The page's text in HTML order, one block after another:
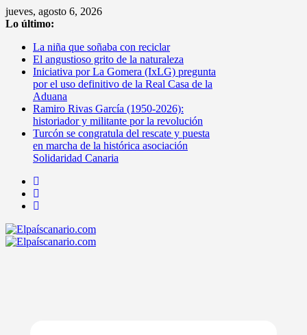
Saltar
al
jueves, agosto 6, 2026
Lo último:
La niña que soñaba con reciclar
El angustioso grito de la naturaleza
Iniciativa por La Gomera (IxLG) pregunta
por el uso definitivo de la Real Casa de la
Aduana
Ramiro Rivas García (1950-2026):
historiador y militante por la revolución
Turcón se congratula del rescate y puesta
en marcha de la histórica asociación
Solidaridad Canaria